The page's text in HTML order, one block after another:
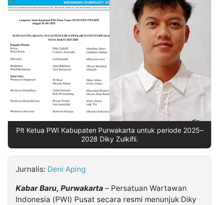
Partner
Insight
NTB
Suara
Time
Lens
IDN
Daily
Jogja
Jalan
Rakyat
Idealita
News
Kita
Notice
Radar
Baru
Seedbacklink
Follow
Kabarbaru
Plt Ketua PWI Kabupaten Purwakarta untuk periode 2025–
2028 Diky Zulkifli.
Jurnalis: Deni Aping
Kabar Baru, Purwakarta – Persatuan Wartawan
Indonesia (PWI) Pusat secara resmi menunjuk Diky